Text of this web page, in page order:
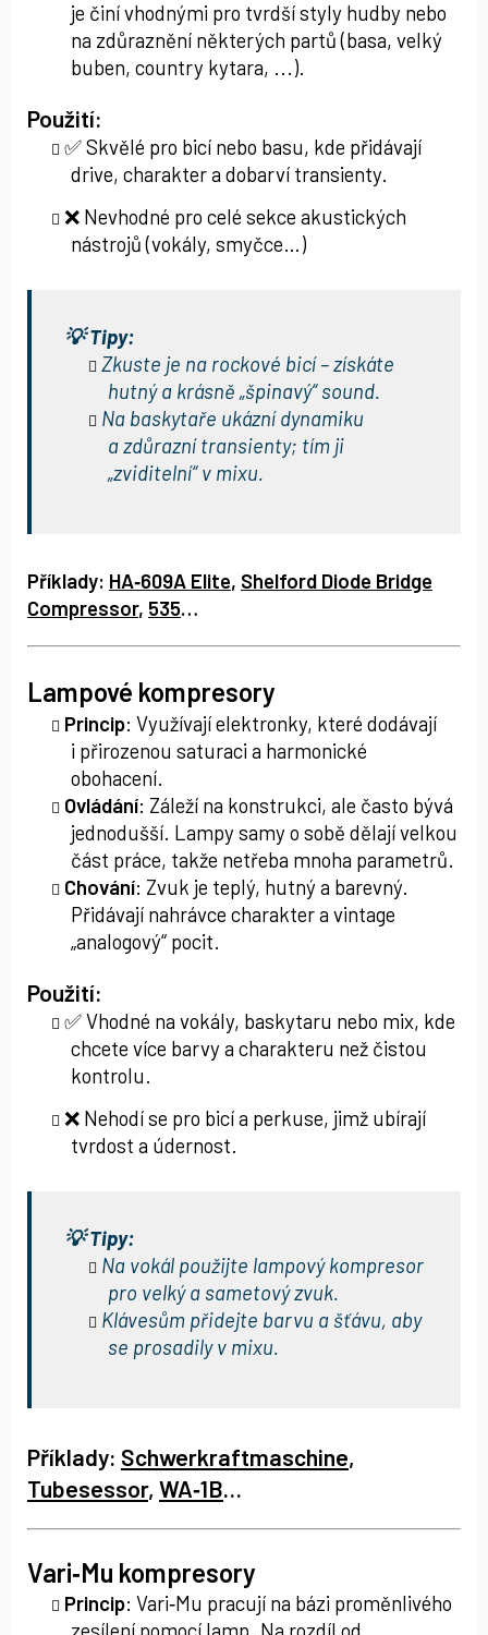
je činí vhodnými pro tvrdší styly hudby nebo
na zdůraznění některých partů (basa, velký
buben, country kytara, ...).
Použití:
✅ Skvělé pro bicí nebo basu, kde přidávají
drive, charakter a dobarví transienty.
❌ Nevhodné pro celé sekce akustických
nástrojů (vokály, smyčce…)
💡 Tipy:
Zkuste je na rockové bicí – získáte
hutný a krásně „špinavý“ sound.
Na baskytaře ukázní dynamiku
a zdůrazní transienty; tím ji
„zviditelní“ v mixu.
Příklady: HA‑609A Elite, Shelford Diode Bridge
Compressor, 535…
Lampové kompresory
Princip: Využívají elektronky, které dodávají
i přirozenou saturaci a harmonické
obohacení.
Ovládání: Záleží na konstrukci, ale často bývá
jednodušší. Lampy samy o sobě dělají velkou
část práce, takže netřeba mnoha parametrů.
Chování: Zvuk je teplý, hutný a barevný.
Přidávají nahrávce charakter a vintage
„analogový“ pocit.
Použití:
✅ Vhodné na vokály, baskytaru nebo mix, kde
chcete více barvy a charakteru než čistou
kontrolu.
❌ Nehodí se pro bicí a perkuse, jimž ubírají
tvrdost a údernost.
💡 Tipy:
Na vokál použijte lampový kompresor
pro velký a sametový zvuk.
Klávesům přidejte barvu a šťávu, aby
se prosadily v mixu.
Příklady: Schwerkraftmaschine,
Tubesessor, WA‑1B…
Vari‑Mu kompresory
Princip: Vari‑Mu pracují na bázi proměnlivého